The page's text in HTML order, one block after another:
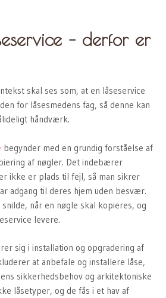
– derfor er
skal ses som, at en låseservice
for låsesmedens fag, så denne kan
håndværk.
begynder med en grundig forståelse af
af nøgler. Det indebærer
ikke er plads til fejl, så man sikrer
adgang til deres hjem uden besvær.
når en nøgle skal kopieres, og
levere.
sig i installation og opgradering af
at anbefale og installere låse,
sikkerhedsbehov og arkitektoniske
låsetyper, og de fås i et hav af